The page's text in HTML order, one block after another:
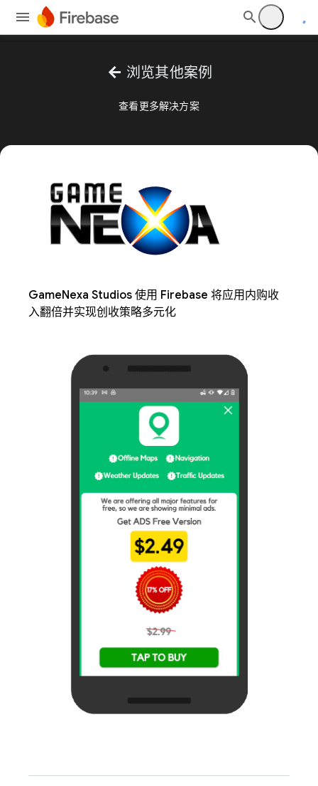
arrow_back 浏览其他案例
查看更多解决方案
GameNexa Studios 使用 Firebase 将应用内购收
入翻倍并实现创收策略多元化